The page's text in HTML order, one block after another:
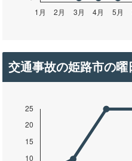
交通事故の姫路市の曜